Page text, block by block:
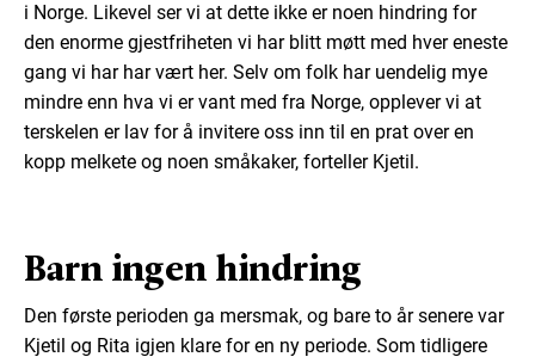
i Norge. Likevel ser vi at dette ikke er noen hindring for
den enorme gjestfriheten vi har blitt møtt med hver eneste
gang vi har har vært her. Selv om folk har uendelig mye
mindre enn hva vi er vant med fra Norge, opplever vi at
terskelen er lav for å invitere oss inn til en prat over en
kopp melkete og noen småkaker, forteller Kjetil.
Barn ingen hindring
Den første perioden ga mersmak, og bare to år senere var
Kjetil og Rita igjen klare for en ny periode. Som tidligere